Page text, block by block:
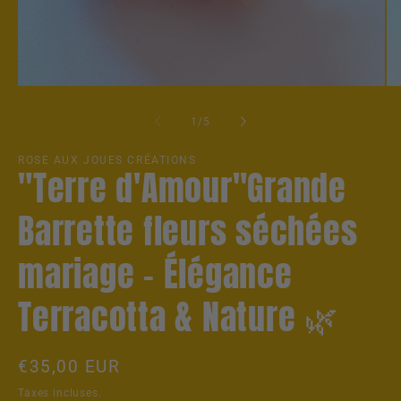
une
fenêtre
modale
1 /de
5
ROSE AUX JOUES CRÉATIONS
"Terre d'Amour"Grande
Barrette fleurs séchées
mariage – Élégance
Terracotta & Nature 🌿
Prix
habituel
€35,00 EUR
Taxes incluses.